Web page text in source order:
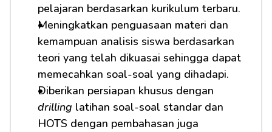
pelajaran berdasarkan kurikulum terbaru.
Meningkatkan penguasaan materi dan
kemampuan analisis siswa berdasarkan
teori yang telah dikuasai sehingga dapat
memecahkan soal-soal yang dihadapi.
drilling latihan soal-soal standar dan
HOTS dengan pembahasan juga